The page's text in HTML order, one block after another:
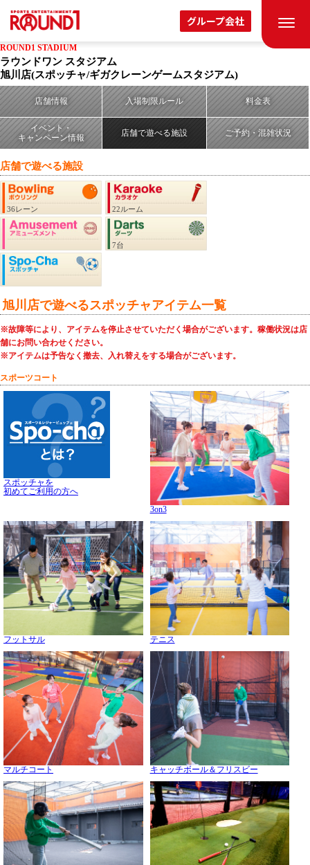
グループ会社
ROUND1 STADIUM
ラウンドワン スタジアム
旭川店(スポッチャ/ギガクレーンゲームスタジアム)
店舗情報 入場制限ルール 料金表
イベント・
キャンペーン情報
店舗で遊べる施設 ご予約・混雑状況
店舗で遊べる施設
36レーン 22ルーム
7台
旭川店で遊べるスポッチャアイテム一覧
※故障等により、アイテムを停止させていただく場合がございます。稼働状況は店
舗にお問い合わせください。
※アイテムは予告なく撤去、入れ替えをする場合がございます。
スポーツコート
スポッチャを
初めてご利用の方へ
3on3
フットサル テニス
マルチコート キャッチボール＆フリスビー